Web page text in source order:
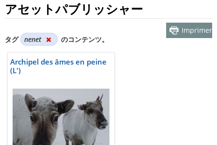
アセットパブリッシャー
タグ nenet のコンテンツ。
Imprimer
Archipel des âmes en peine
(L')